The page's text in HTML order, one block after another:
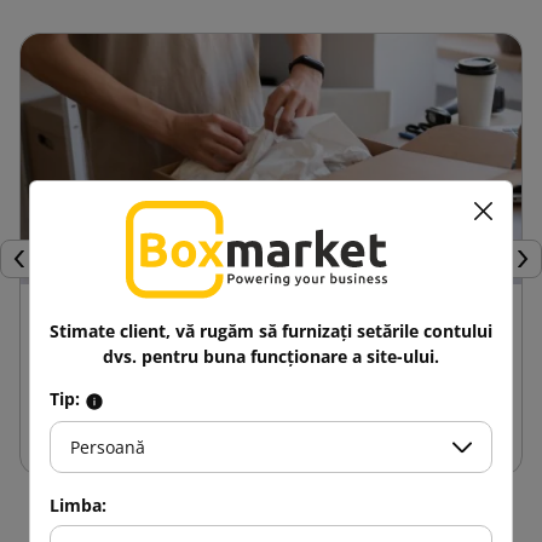
Inapoi
Avantajele cutiilor de carton
personalizate în comparație cu alte
ambalaje
Stimate client, vă rugăm să furnizați setările contului
dvs. pentru buna funcționare a site-ului.
Tip:
Persoană
Limba: